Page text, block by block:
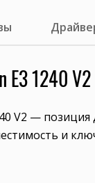
E3 1240 V2
V2 —
и